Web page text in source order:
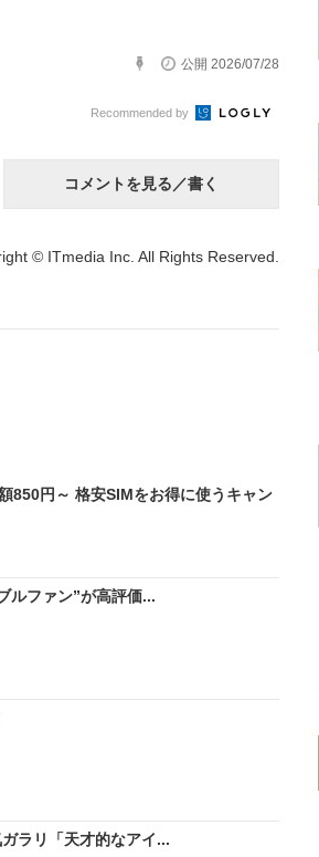
公開 2026/07/28
Recommended by
コメントを見る／書く
© ITmedia Inc. All Rights Reserved.
850円～ 格安SIMをお得に使うキャン
ルファン”が高評価...
ラリ「天才的なアイ...